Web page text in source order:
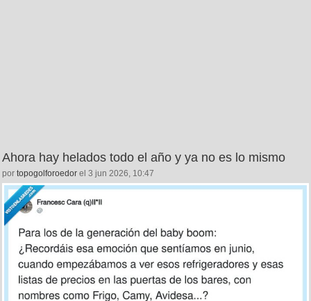
Ahora hay helados todo el año y ya no es lo mismo
por topogolforoedor el 3 jun 2026, 10:47